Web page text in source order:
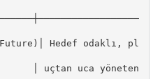
Hedef odaklı, pl
uçtan uca yöneten